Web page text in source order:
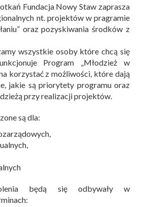
Fundacja Nowy Staw zaprasza
nt. projektów w pragramie
oraz pozyskiwania środków z
wszystkie osoby które chcą się
Program „Młodzież w
korzystać z możliwości, które dają
jakie są priorytety programu oraz
przy realizacji projektów.
są dla:
będą się odbywały w